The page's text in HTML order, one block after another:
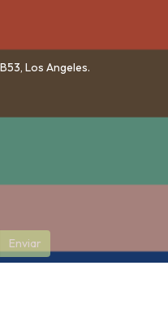
Los Angeles.
Enviar